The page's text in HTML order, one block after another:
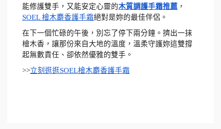
能修護雙手，又能安定心靈的木質調護手霜推薦 ，
SOEL 檜木麝香護手霜絕對是妳的最佳伴侶。
在下一個忙碌的午後，別忘了停下兩分鐘。擠出一抹
檜木香，讓那份來自大地的溫度，溫柔守護妳這雙撐
起無數責任、卻依然優雅的雙手。
>>立刻逛逛SOEL檜木麝香護手霜